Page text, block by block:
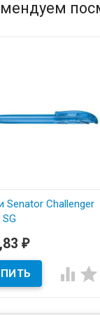
Senator Challenger
Senator Challenger
артикул 2597 для
логотипа
₽
 